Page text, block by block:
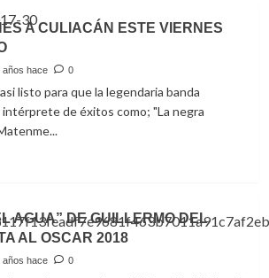
A CULIACÁN ESTE VIERNES
años hace 0
listo para que la legendaria banda
intérprete de éxitos como; "La negra
AGUA” DE GUILLERMO DEL
AL OSCAR 2018
años hace 0